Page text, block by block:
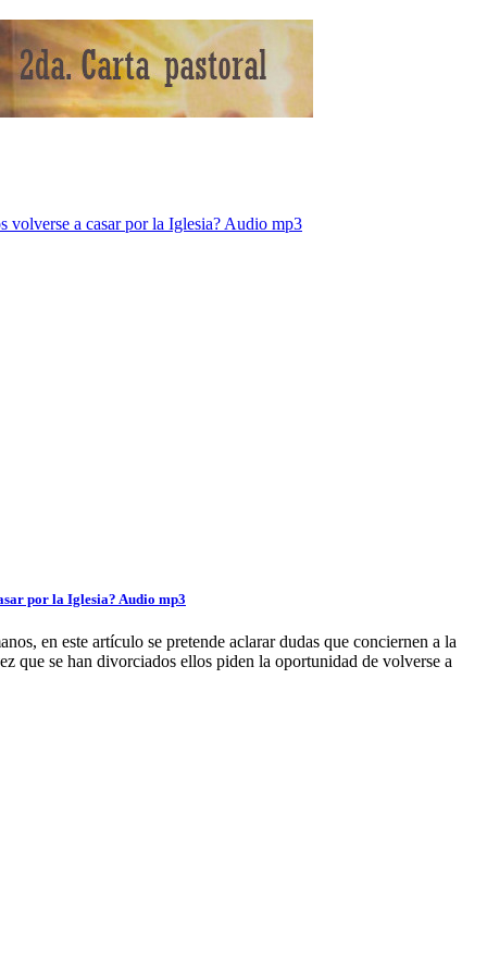
volverse a casar por la Iglesia? Audio mp3
por la Iglesia? Audio mp3
en este artículo se pretende aclarar dudas que conciernen a la
que se han divorciados ellos piden la oportunidad de volverse a